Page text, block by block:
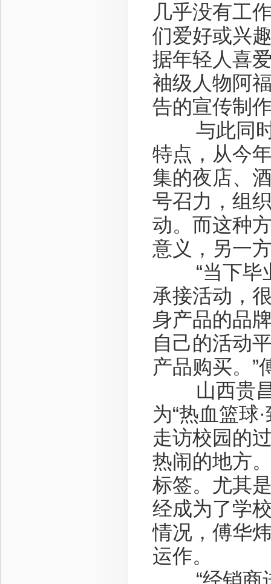
几乎没有工
们爱好或兴
据年轻人喜
袖级人物阿
告的宣传制
与此同时
特点，从今
集的夜店、
号召力，组
动。而这种
意义，另一
“当下毕业
承接活动，
身产品的品
自己的活动
产品购买。”
山西贵昌
为“热血篮球
走访校园的
热闹的地方
标签。尤其
经成为了学
情况，傅华
运作。
“经销商进